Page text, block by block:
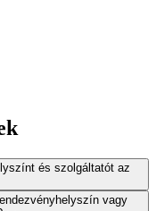
és szolgáltatót az
vagy